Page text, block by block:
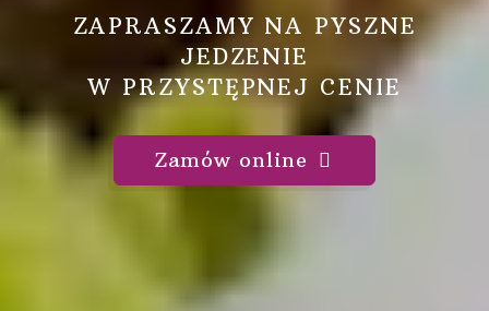
ZAPRASZAMY NA PYSZNE
JEDZENIE
W PRZYSTĘPNEJ CENIE
Zamów online